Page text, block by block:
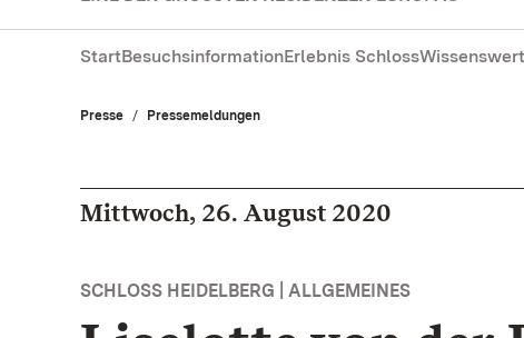
StartBesuchsinformationErlebnis Schloss
Presse Pressemeldungen
Mittwoch, 26. August 2020
SCHLOSS HEIDELBERG | ALLGEMEINES